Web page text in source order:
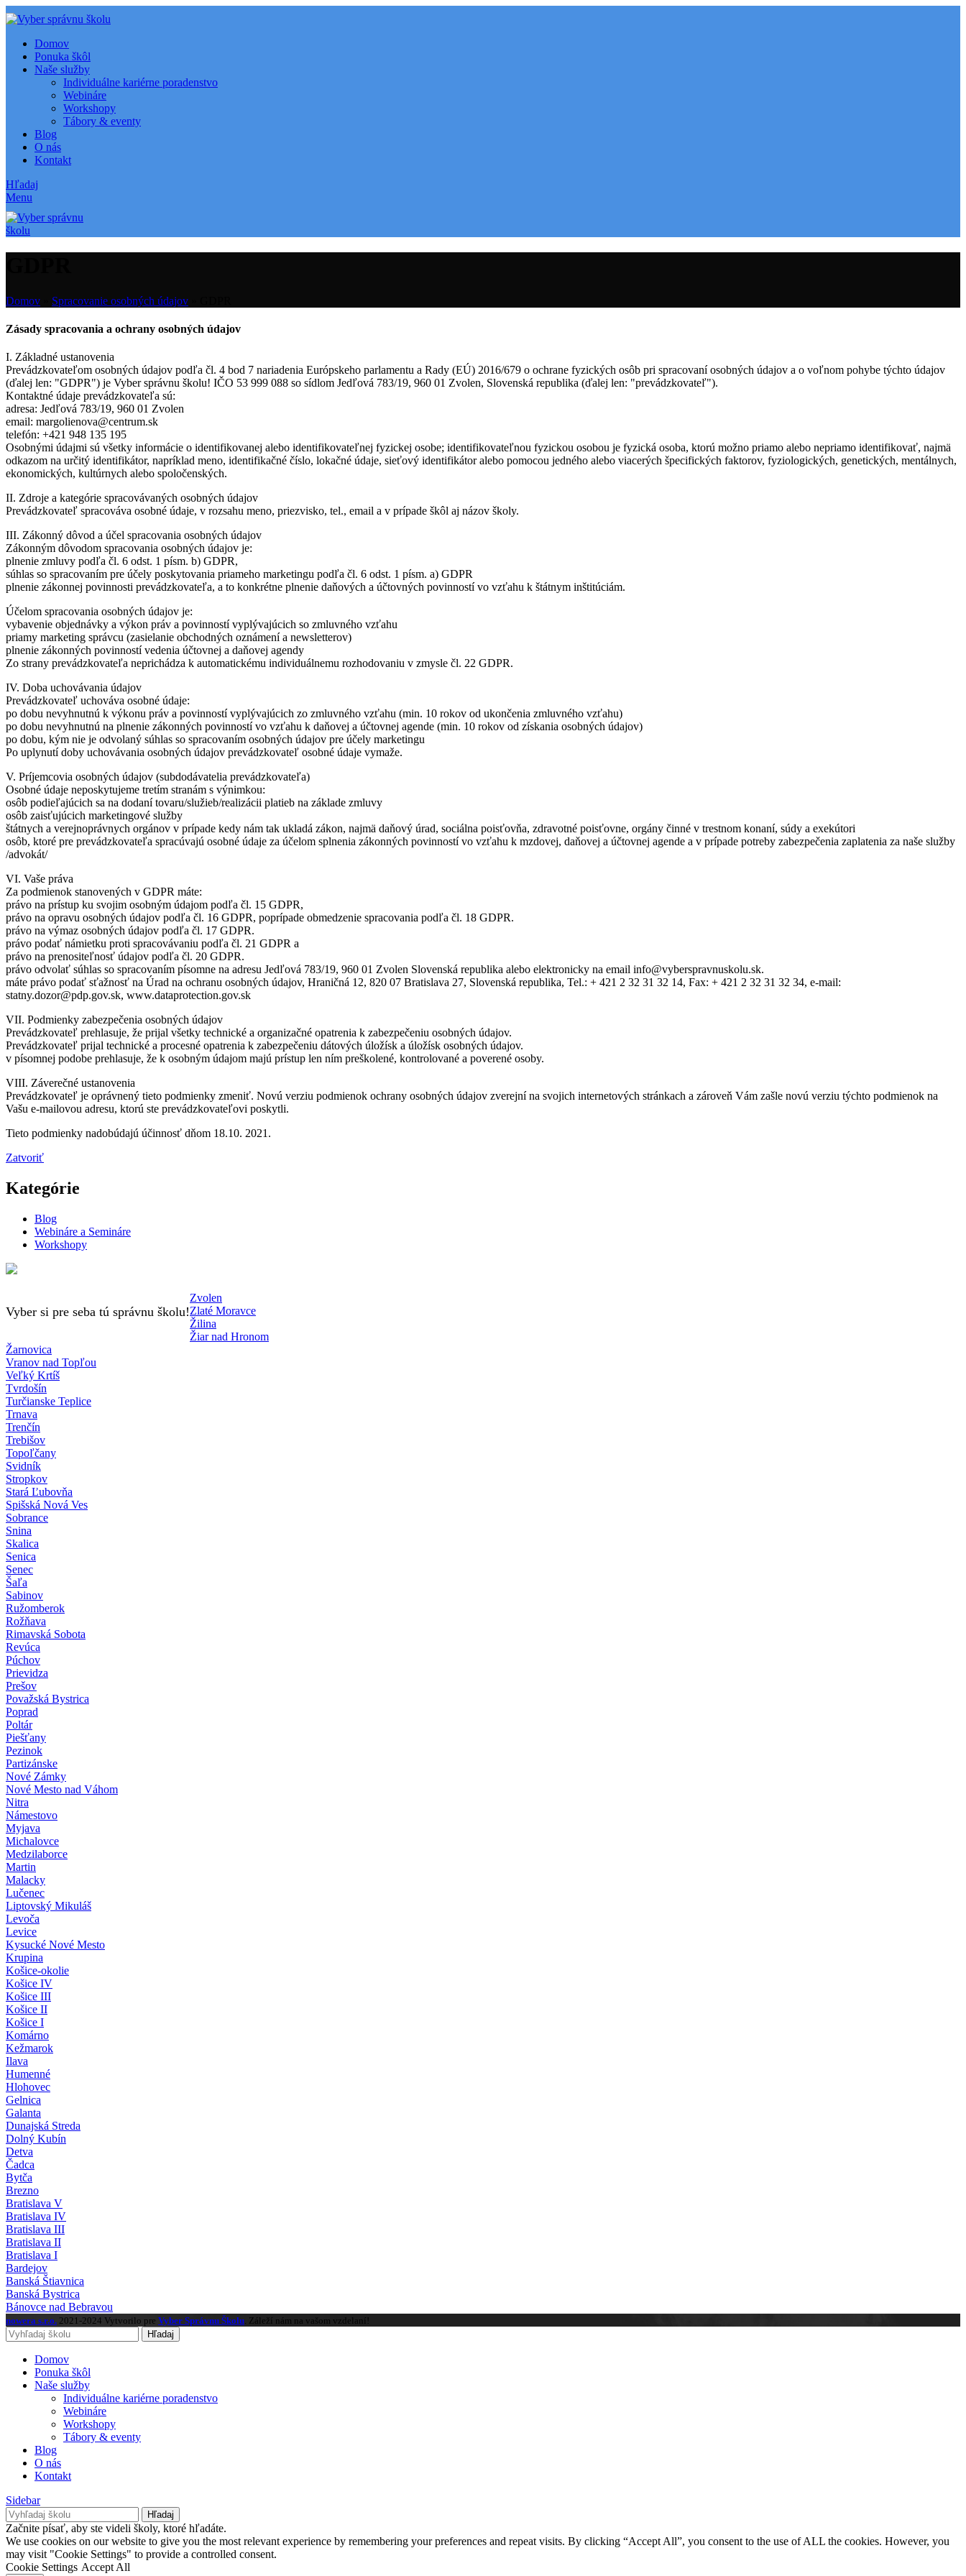
Domov
Ponuka škôl
Naše služby
Individuálne kariérne poradenstvo
Webináre
Workshopy
Tábory & eventy
Blog
O nás
Kontakt
Hľadaj
Menu
Domov Spracovanie osobných údajov
Zásady spracovania a ochrany osobných údajov
I. Základné ustanovenia
Prevádzkovateľom osobných údajov podľa čl. 4 bod 7 nariadenia Európskeho parlamentu a Rady (EÚ) 2016/679 o ochrane fyzických osôb pri spracovaní osobných údajov a o voľnom pohybe týchto údajov
(ďalej len: "GDPR") je Vyber správnu školu! IČO 53 999 088 so sídlom Jedľová 783/19, 960 01 Zvolen, Slovenská republika (ďalej len: "prevádzkovateľ").
Kontaktné údaje prevádzkovateľa sú:
adresa: Jedľová 783/19, 960 01 Zvolen
email: margolienova@centrum.sk
telefón: +421 948 135 195
Osobnými údajmi sú všetky informácie o identifikovanej alebo identifikovateľnej fyzickej osobe; identifikovateľnou fyzickou osobou je fyzická osoba, ktorú možno priamo alebo nepriamo identifikovať, najmä
odkazom na určitý identifikátor, napríklad meno, identifikačné číslo, lokačné údaje, sieťový identifikátor alebo pomocou jedného alebo viacerých špecifických faktorov, fyziologických, genetických, mentálnych,
ekonomických, kultúrnych alebo spoločenských.
II. Zdroje a kategórie spracovávaných osobných údajov
Prevádzkovateľ spracováva osobné údaje, v rozsahu meno, priezvisko, tel., email a v prípade škôl aj názov školy.
III. Zákonný dôvod a účel spracovania osobných údajov
Zákonným dôvodom spracovania osobných údajov je:
plnenie zmluvy podľa čl. 6 odst. 1 písm. b) GDPR,
súhlas so spracovaním pre účely poskytovania priameho marketingu podľa čl. 6 odst. 1 písm. a) GDPR
plnenie zákonnej povinnosti prevádzkovateľa, a to konkrétne plnenie daňových a účtovných povinností vo vzťahu k štátnym inštitúciám.
Účelom spracovania osobných údajov je:
vybavenie objednávky a výkon práv a povinností vyplývajúcich so zmluvného vzťahu
priamy marketing správcu (zasielanie obchodných oznámení a newsletterov)
plnenie zákonných povinností vedenia účtovnej a daňovej agendy
Zo strany prevádzkovateľa neprichádza k automatickému individuálnemu rozhodovaniu v zmysle čl. 22 GDPR.
IV. Doba uchovávania údajov
Prevádzkovateľ uchováva osobné údaje:
po dobu nevyhnutnú k výkonu práv a povinností vyplývajúcich zo zmluvného vzťahu (min. 10 rokov od ukončenia zmluvného vzťahu)
po dobu nevyhnutnú na plnenie zákonných povinností vo vzťahu k daňovej a účtovnej agende (min. 10 rokov od získania osobných údajov)
po dobu, kým nie je odvolaný súhlas so spracovaním osobných údajov pre účely marketingu
Po uplynutí doby uchovávania osobných údajov prevádzkovateľ osobné údaje vymaže.
V. Príjemcovia osobných údajov (subdodávatelia prevádzkovateľa)
Osobné údaje neposkytujeme tretím stranám s výnimkou:
osôb podieľajúcich sa na dodaní tovaru/služieb/realizácii platieb na základe zmluvy
osôb zaisťujúcich marketingové služby
štátnych a verejnoprávnych orgánov v prípade kedy nám tak ukladá zákon, najmä daňový úrad, sociálna poisťovňa, zdravotné poisťovne, orgány činné v trestnom konaní, súdy a exekútori
osôb, ktoré pre prevádzkovateľa spracúvajú osobné údaje za účelom splnenia zákonných povinností vo vzťahu k mzdovej, daňovej a účtovnej agende a v prípade potreby zabezpečenia zaplatenia za naše služby
/advokát/
VI. Vaše práva
Za podmienok stanovených v GDPR máte:
právo na prístup ku svojim osobným údajom podľa čl. 15 GDPR,
právo na opravu osobných údajov podľa čl. 16 GDPR, poprípade obmedzenie spracovania podľa čl. 18 GDPR.
právo na výmaz osobných údajov podľa čl. 17 GDPR.
právo podať námietku proti spracovávaniu podľa čl. 21 GDPR a
právo na prenositeľnosť údajov podľa čl. 20 GDPR.
právo odvolať súhlas so spracovaním písomne na adresu Jedľová 783/19, 960 01 Zvolen Slovenská republika alebo elektronicky na email info@vyberspravnuskolu.sk.
máte právo podať sťažnosť na Úrad na ochranu osobných údajov, Hraničná 12, 820 07 Bratislava 27, Slovenská republika, Tel.: + 421 2 32 31 32 14, Fax: + 421 2 32 31 32 34, e-mail:
statny.dozor@pdp.gov.sk, www.dataprotection.gov.sk
VII. Podmienky zabezpečenia osobných údajov
Prevádzkovateľ prehlasuje, že prijal všetky technické a organizačné opatrenia k zabezpečeniu osobných údajov.
Prevádzkovateľ prijal technické a procesné opatrenia k zabezpečeniu dátových úložísk a úložísk osobných údajov.
v písomnej podobe prehlasuje, že k osobným údajom majú prístup len ním preškolené, kontrolované a poverené osoby.
VIII. Záverečné ustanovenia
Prevádzkovateľ je oprávnený tieto podmienky zmeniť. Novú verziu podmienok ochrany osobných údajov zverejní na svojich internetových stránkach a zároveň Vám zašle novú verziu týchto podmienok na
Vašu e-mailovou adresu, ktorú ste prevádzkovateľovi poskytli.
Tieto podmienky nadobúdajú účinnosť dňom 18.10. 2021.
Zatvoriť
Kategórie
Blog
Webináre a Semináre
Workshopy
Vyber si pre seba tú správnu školu!
Zvolen
Zlaté Moravce
Žilina
Žiar nad Hronom
Žarnovica
Vranov nad Topľou
Veľký Krtíš
Tvrdošín
Turčianske Teplice
Trnava
Trenčín
Trebišov
Topoľčany
Svidník
Stropkov
Stará Ľubovňa
Spišská Nová Ves
Sobrance
Snina
Skalica
Senica
Senec
Šaľa
Sabinov
Ružomberok
Rožňava
Rimavská Sobota
Revúca
Púchov
Prievidza
Prešov
Považská Bystrica
Poprad
Poltár
Piešťany
Pezinok
Partizánske
Nové Zámky
Nové Mesto nad Váhom
Nitra
Námestovo
Myjava
Michalovce
Medzilaborce
Martin
Malacky
Lučenec
Liptovský Mikuláš
Levoča
Levice
Kysucké Nové Mesto
Krupina
Košice-okolie
Košice IV
Košice III
Košice II
Košice I
Komárno
Kežmarok
Ilava
Humenné
Hlohovec
Gelnica
Galanta
Dunajská Streda
Dolný Kubín
Detva
Čadca
Bytča
Brezno
Bratislava V
Bratislava IV
Bratislava III
Bratislava II
Bratislava I
Bardejov
Banská Štiavnica
Banská Bystrica
Bánovce nad Bebravou
nowera s.r.o. 2021-2024 Vytvorilo pre Vyber Správnu Školu. Záleží nám na vašom vzdelaní!
Hľadaj
Domov
Ponuka škôl
Naše služby
Individuálne kariérne poradenstvo
Webináre
Workshopy
Tábory & eventy
Blog
O nás
Kontakt
Sidebar
Hľadaj
Začnite písať, aby ste videli školy, ktoré hľadáte.
We use cookies on our website to give you the most relevant experience by remembering your preferences and repeat visits. By clicking “Accept All”, you consent to the use of ALL the cookies. However, you
may visit "Cookie Settings" to provide a controlled consent.
Cookie Settings Accept All